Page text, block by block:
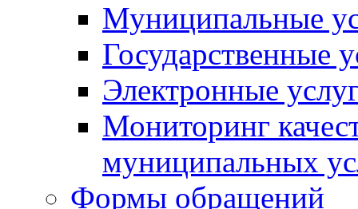
Муниципальные
Государственные
Электронные
Мониторинг
муниципальных
Формы обращений